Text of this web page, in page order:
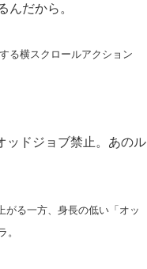
んだから。
る横スクロールアクション
ッドジョブ禁止。あのル
る一方、身長の低い「オッ
。